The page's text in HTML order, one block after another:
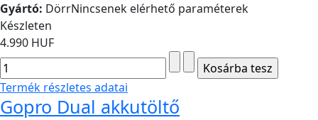
Gyártó: DörrNincsenek elérhető paraméterek
Készleten
4.990 HUF
Termék részletes adatai
Gopro Dual akkutöltő